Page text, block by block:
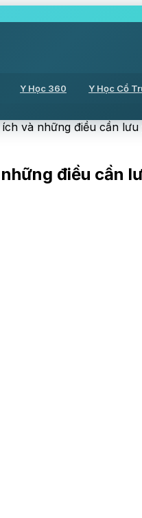
Y Học 360 Y Học Cổ
và những điều cần lưu
điều cần